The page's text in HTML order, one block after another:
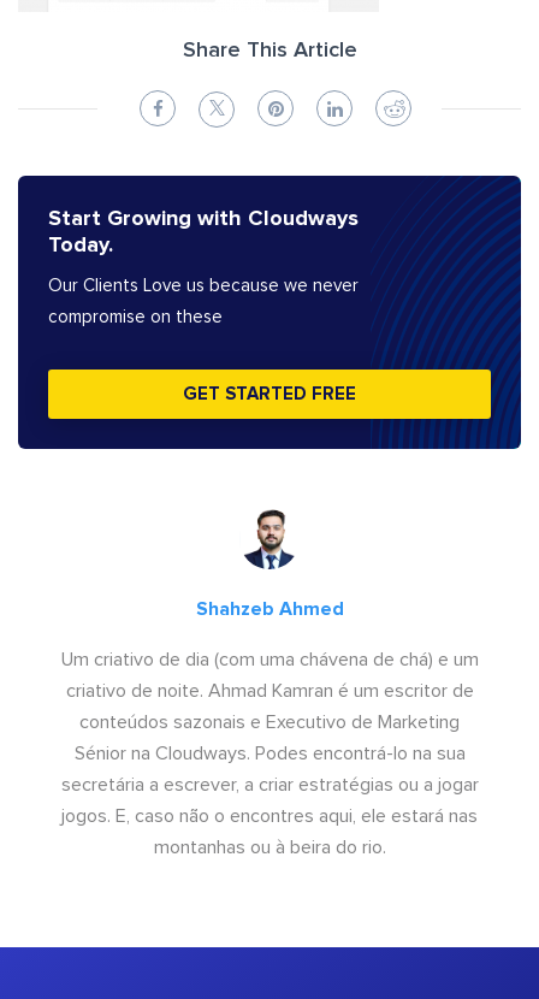
Share This Article
Start Growing with Cloudways
Today.
Our Clients Love us because we never
compromise on these
GET STARTED FREE
Shahzeb Ahmed
Um criativo de dia (com uma chávena de chá) e um
criativo de noite. Ahmad Kamran é um escritor de
conteúdos sazonais e Executivo de Marketing
Sénior na Cloudways. Podes encontrá-lo na sua
secretária a escrever, a criar estratégias ou a jogar
jogos. E, caso não o encontres aqui, ele estará nas
montanhas ou à beira do rio.